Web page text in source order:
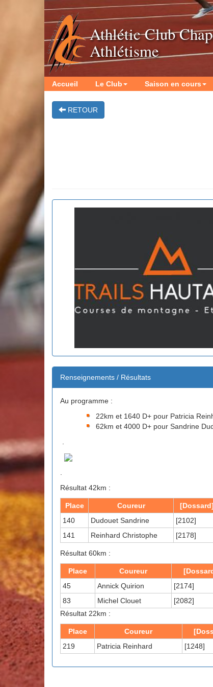
Athlétic Club
Athlétisme
Accueil Le Club Saison en cours
RETOUR
Renseignements / Résultats
Au programme :
22km et 1640 D+ pour Patricia
62km et 4000 D+ pour Sandrine
Résultat 42km :
Place Coureur [Dossard]
140
Dudouet Sandrine [2102]
141
Reinhard Christophe [2178]
Résultat 60km :
Place Coureur
45
Annick Quirion [2174]
83
Michel Clouet [2082]
Résultat 22km :
Place Coureur
219
Patricia Reinhard [1248]